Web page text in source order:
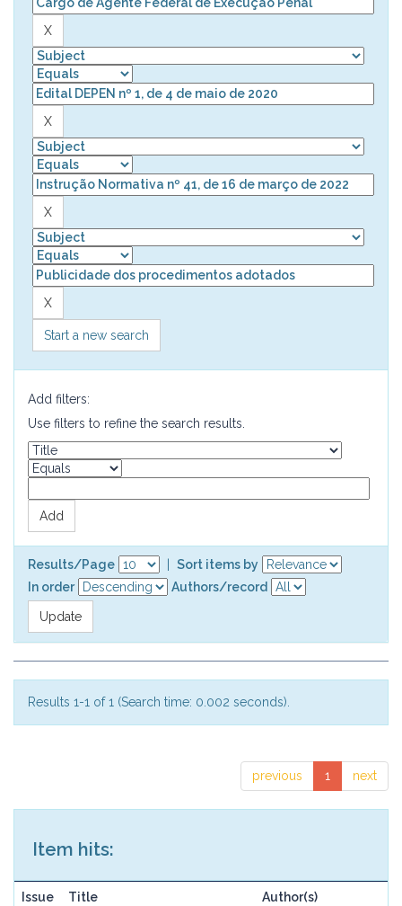
Start a new search
Add filters:
Use filters to refine the search results.
Results/Page
Sort items by
In order
Authors/record
Results 1-1 of 1 (Search time: 0.002 seconds).
previous 1 next
Item hits:
Issue Title Author(s)